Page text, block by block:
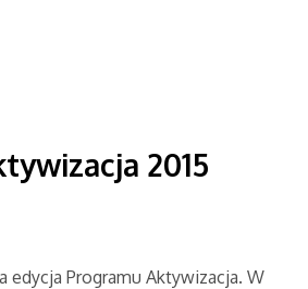
2015
edycja Programu Aktywizacja. W